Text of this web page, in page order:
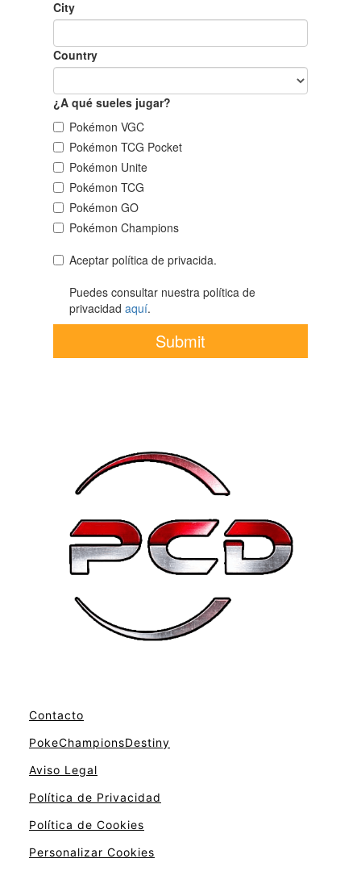
Contacto
PokeChampionsDestiny
Aviso Legal
Política de Privacidad
Política de Cookies
Personalizar Cookies